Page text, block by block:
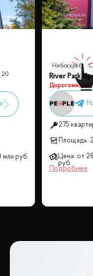
20
млн руб.
Небоскрёб
С
Панорамные
River Park
Дорогомилово
275
Площадь:
Цена: от
руб.